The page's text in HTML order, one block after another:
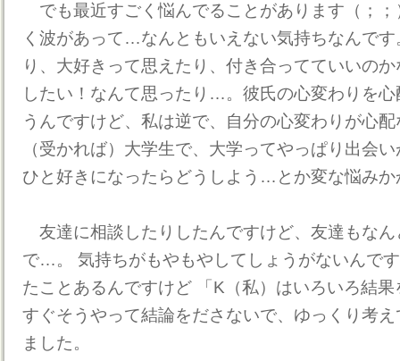
でも最近すごく悩んでることがあります（；
く波があって…なんともいえない気持ちなんで
り、大好きって思えたり、付き合ってていいの
したい！なんて思ったり…。彼氏の心変わりを
うんですけど、私は逆で、自分の心変わりが心
（受かれば）大学生で、大学ってやっぱり出会
ひと好きになったらどうしよう…とか変な悩み
友達に相談したりしたんですけど、友達もな
で…。 気持ちがもやもやしてしょうがないんで
たことあるんですけど 「K（私）はいろいろ結
すぐそうやって結論をださないで、ゆっくり考
ました。